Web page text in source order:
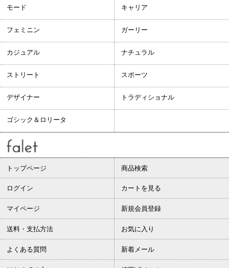
モード キャリア
フェミニン ガーリー
カジュアル ナチュラル
ストリート スポーツ
デザイナー トラディショナル
ゴシック＆ロリータ
トップページ 商品検索
ログイン カートを見る
マイページ 新規会員登録
送料・支払方法 お気に入り
よくある質問 新着メール